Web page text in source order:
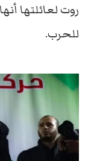
روت لعائلتها
للحرب.